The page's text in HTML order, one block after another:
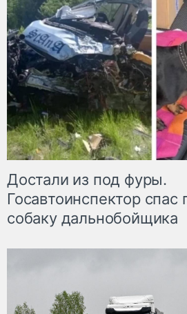
Достали из под фуры.
Госавтоинспектор
собаку дальнобойщика